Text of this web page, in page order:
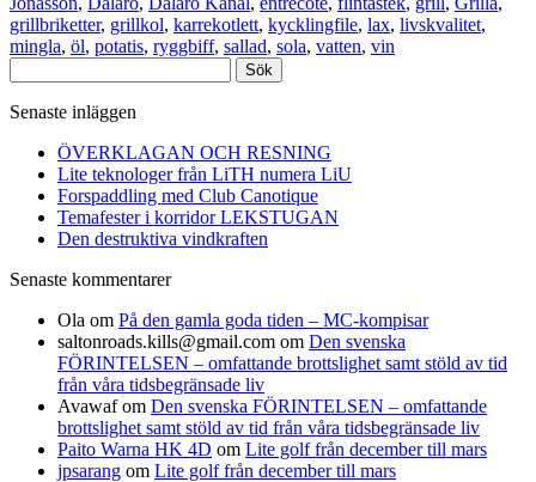
grillbriketter, grillkol, karrekotlett, kycklingfile, lax, livskvalitet,
mingla, öl, potatis, ryggbiff, sallad, sola, vatten, vin
efter:
Senaste inläggen
ÖVERKLAGAN OCH RESNING
Lite teknologer från LiTH numera LiU
Forspaddling med Club Canotique
Temafester i korridor LEKSTUGAN
Den destruktiva vindkraften
Senaste kommentarer
Ola om På den gamla goda tiden – MC-kompisar
saltonroads.kills@gmail.com om Den svenska
FÖRINTELSEN – omfattande brottslighet samt stöld av tid
från våra tidsbegränsade liv
Avawafom Den svenska FÖRINTELSEN – omfattande
brottslighet samt stöld av tid från våra tidsbegränsade liv
Paito Warna HK 4D om Lite golf från december till mars
jpsarang om Lite golf från december till mars